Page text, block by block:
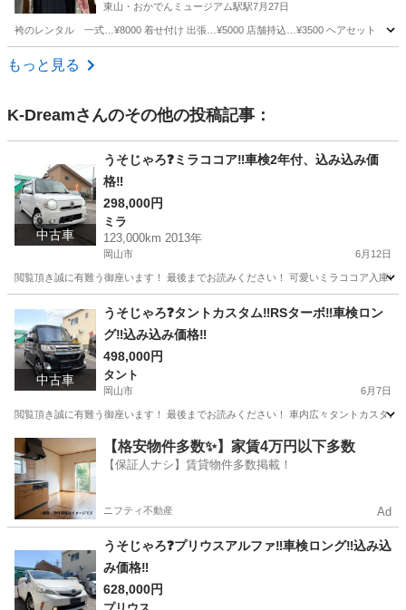
東山・おかでんミュージアム駅駅7月27日
袴のレンタル 一式…¥8000 着せ付け 出張…¥5000 店舗持込…¥3500
岡山 岡山市
もっと見る
K-Dreamさんのその他の投稿記事：
中古車
うそじゃろ❓ミラココア‼️車検2年付、込み込み価
格‼️
298,000円
ミラ
123,000km 2013年
岡山市 6月12日
閲覧頂き誠に有難う御座います！ 最後までお読みください！ 可愛いミラココア入
ミラ ミラココア
中古車
うそじゃろ❓タントカスタム‼️RSターボ‼️車検ロン
グ‼️込み込み価格‼️
498,000円
タント
岡山市 6月7日
閲覧頂き誠に有難う御座います！ 最後までお読みください！ 車内広々タントカスタ
岡山 岡山市 タント タントカスタム
【格安物件多数✨】家賃4万円以下多数
【保証人ナシ】賃貸物件多数掲載！
ニフティ不動産 Ad
うそじゃろ❓プリウスアルファ‼️車検ロング‼️込み込
み価格‼️
628,000円